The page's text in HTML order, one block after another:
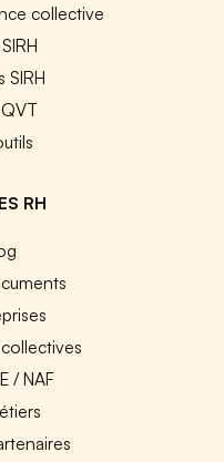
collective
SIRH
RH
/ NAF